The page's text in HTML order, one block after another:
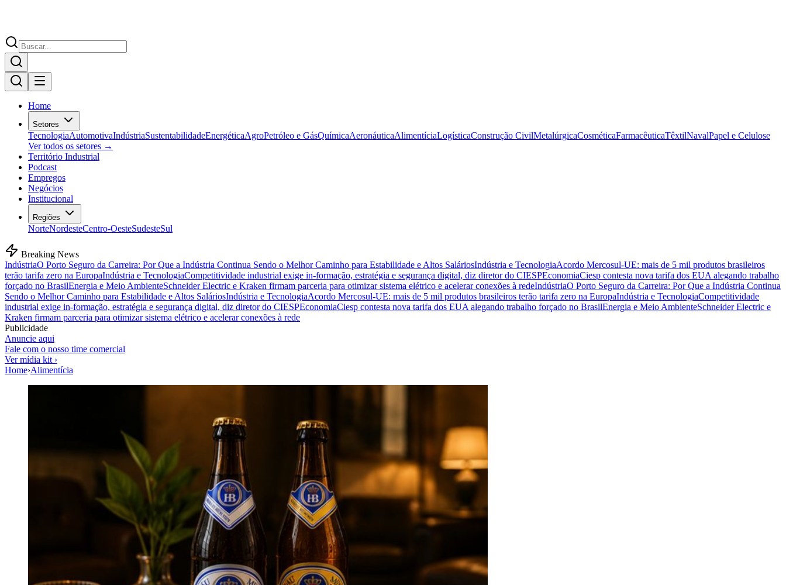
Home
Setores
TecnologiaAutomotivaIndústriaSustentabilidadeEnergéticaAgroPetróleo e GásQuímicaAeronáuticaAlimentíciaLogísticaConstrução CivilMetalúrgicaCosméticaFarmacêuticaTêxtilNavalPapel e Celulose
Ver todos os setores →
Território Industrial
Podcast
Empregos
Negócios
Institucional
Regiões
NorteNordesteCentro-OesteSudesteSul
Breaking News
IndústriaO Porto Seguro da Carreira: Por Que a Indústria Continua Sendo o Melhor Caminho para Estabilidade e Altos SaláriosIndústria e TecnologiaAcordo Mercosul-UE: mais de 5 mil produtos brasileiros
terão tarifa zero na EuropaIndústria e TecnologiaCompetitividade industrial exige in-formação, estratégia e segurança digital, diz diretor do CIESPEconomiaCiesp contesta nova tarifa dos EUA alegando trabalho
forçado no BrasilEnergia e Meio AmbienteSchneider Electric e Kraken firmam parceria para otimizar sistema elétrico e acelerar conexões à redeIndústriaO Porto Seguro da Carreira: Por Que a Indústria Continua
Sendo o Melhor Caminho para Estabilidade e Altos SaláriosIndústria e TecnologiaAcordo Mercosul-UE: mais de 5 mil produtos brasileiros terão tarifa zero na EuropaIndústria e TecnologiaCompetitividade
industrial exige in-formação, estratégia e segurança digital, diz diretor do CIESPEconomiaCiesp contesta nova tarifa dos EUA alegando trabalho forçado no BrasilEnergia e Meio AmbienteSchneider Electric e
Kraken firmam parceria para otimizar sistema elétrico e acelerar conexões à rede
Publicidade
Anuncie aqui
Fale com o nosso time comercial
Ver mídia kit ›
Home›Alimentícia